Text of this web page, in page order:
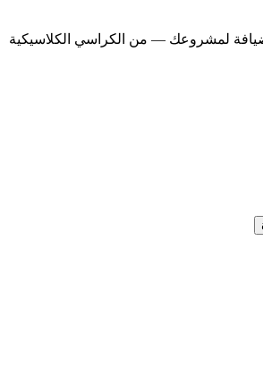
لمشروعك — من الكراسي الكلاسيكية